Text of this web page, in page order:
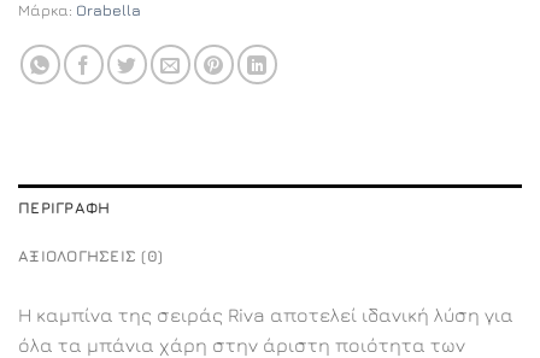
Μάρκα: Orabella
ΠΕΡΙΓΡΑΦΉ
ΑΞΙΟΛΟΓΉΣΕΙΣ (0)
Η καμπίνα της σειράς Riva αποτελεί ιδανική λύση για
όλα τα μπάνια χάρη στην άριστη ποιότητα των